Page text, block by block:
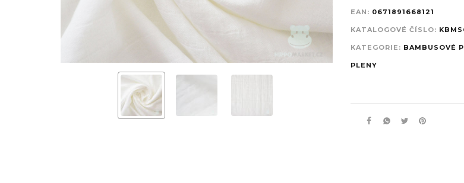
EAN: 0671891668121
KATALOGOVÉ ČÍSLO:
KATEGORIE: BAMBUSOVÉ
PLENY